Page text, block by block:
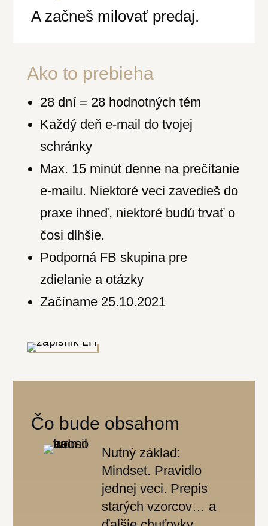
A začneš milovať predaj.
Ako to prebieha
28 dní = 28 hodnotných tém
Každý deň e-mail do tvojej
schránky
Max. 15 minút denne na prečítanie
e-mailu. Niektoré veci zavedieš do
praxe ihneď, niektoré budú trvať o
čosi dlhšie.
Podporná FB skupina pre
zdielanie a otázky
Začíname 25.10.2021
Čo bude obsahom
Nutný základ:
Mindset. Pravidlo
jednej veci. Prepis
starých vzorcov… a